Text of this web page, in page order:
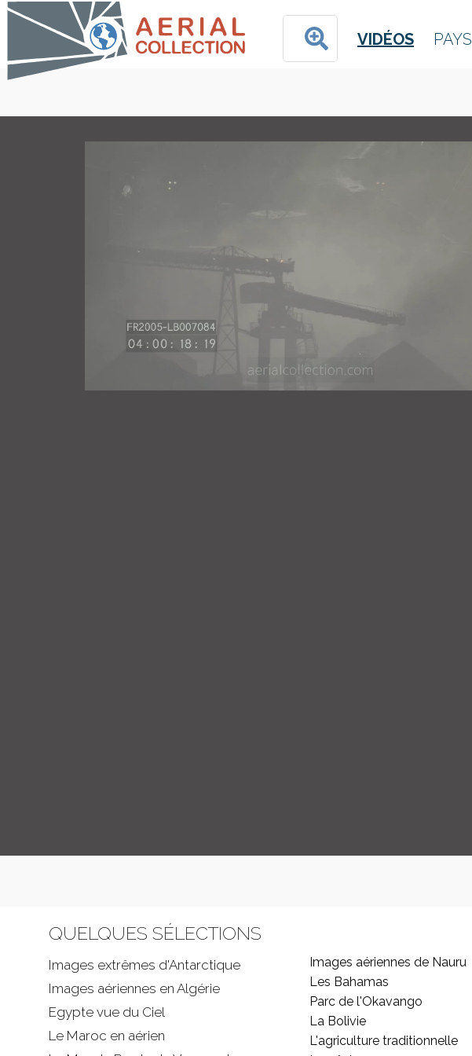
VIDÉOS PAYS
QUELQUES SÉLECTIONS
Images extrêmes d'Antarctique
Images aériennes en Algérie
Egypte vue du Ciel
Le Maroc en aérien
Images aériennes de Nauru
Les Bahamas
Parc de l'Okavango
La Bolivie
L'agriculture traditionnelle